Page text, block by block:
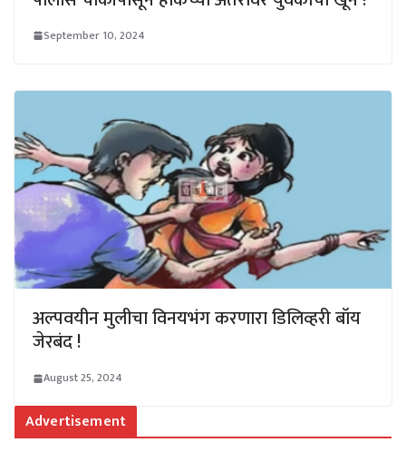
September 10, 2024
अल्पवयीन मुलीचा विनयभंग करणारा डिलिव्हरी बॉय
जेरबंद !
August 25, 2024
Advertisement